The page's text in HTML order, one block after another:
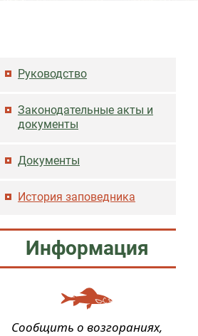
Основная навигация
Руководство
Законодательные акты и
документы
Документы
История заповедника
Информация
Сообщить о возгораниях,